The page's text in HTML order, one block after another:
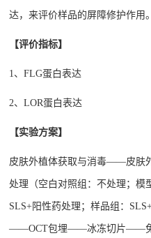
达，来评价样品的屏障修护作用。
【评价指标】
1、FLG蛋白表达
2、LOR蛋白表达
【实验方案】
皮肤外植体获取与消毒——皮肤
处理（空白对照组：不处理；模
SLS+阳性药处理；样品组：
——OCT包埋——冰冻切片——